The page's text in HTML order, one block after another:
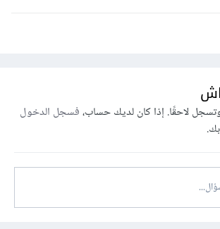
لاحقًا. إذا كان لديك حساب،فسجل الدخول